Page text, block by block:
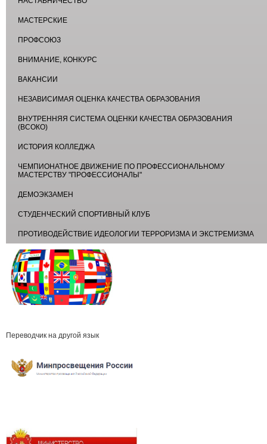
МАСТЕРСКИЕ
ПРОФСОЮЗ
ВНИМАНИЕ, КОНКУРС
ВАКАНСИИ
НЕЗАВИСИМАЯ ОЦЕНКА КАЧЕСТВА ОБРАЗОВАНИЯ
ВНУТРЕННЯЯ СИСТЕМА ОЦЕНКИ КАЧЕСТВА ОБРАЗОВАНИЯ
(ВСОКО)
ИСТОРИЯ КОЛЛЕДЖА
ЧЕМПИОНАТНОЕ ДВИЖЕНИЕ ПО ПРОФЕССИОНАЛЬНОМУ
МАСТЕРСТВУ "ПРОФЕССИОНАЛЫ"
ДЕМОЭКЗАМЕН
СТУДЕНЧЕСКИЙ СПОРТИВНЫЙ КЛУБ
ПРОТИВОДЕЙСТВИЕ ИДЕОЛОГИИ ТЕРРОРИЗМА И ЭКСТРЕМИЗМА
Переводчик на другой язык